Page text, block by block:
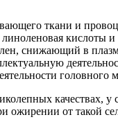
ткани и
линоленовая кислоты
снижающий в
головного
качествах, у
ожирении от такой